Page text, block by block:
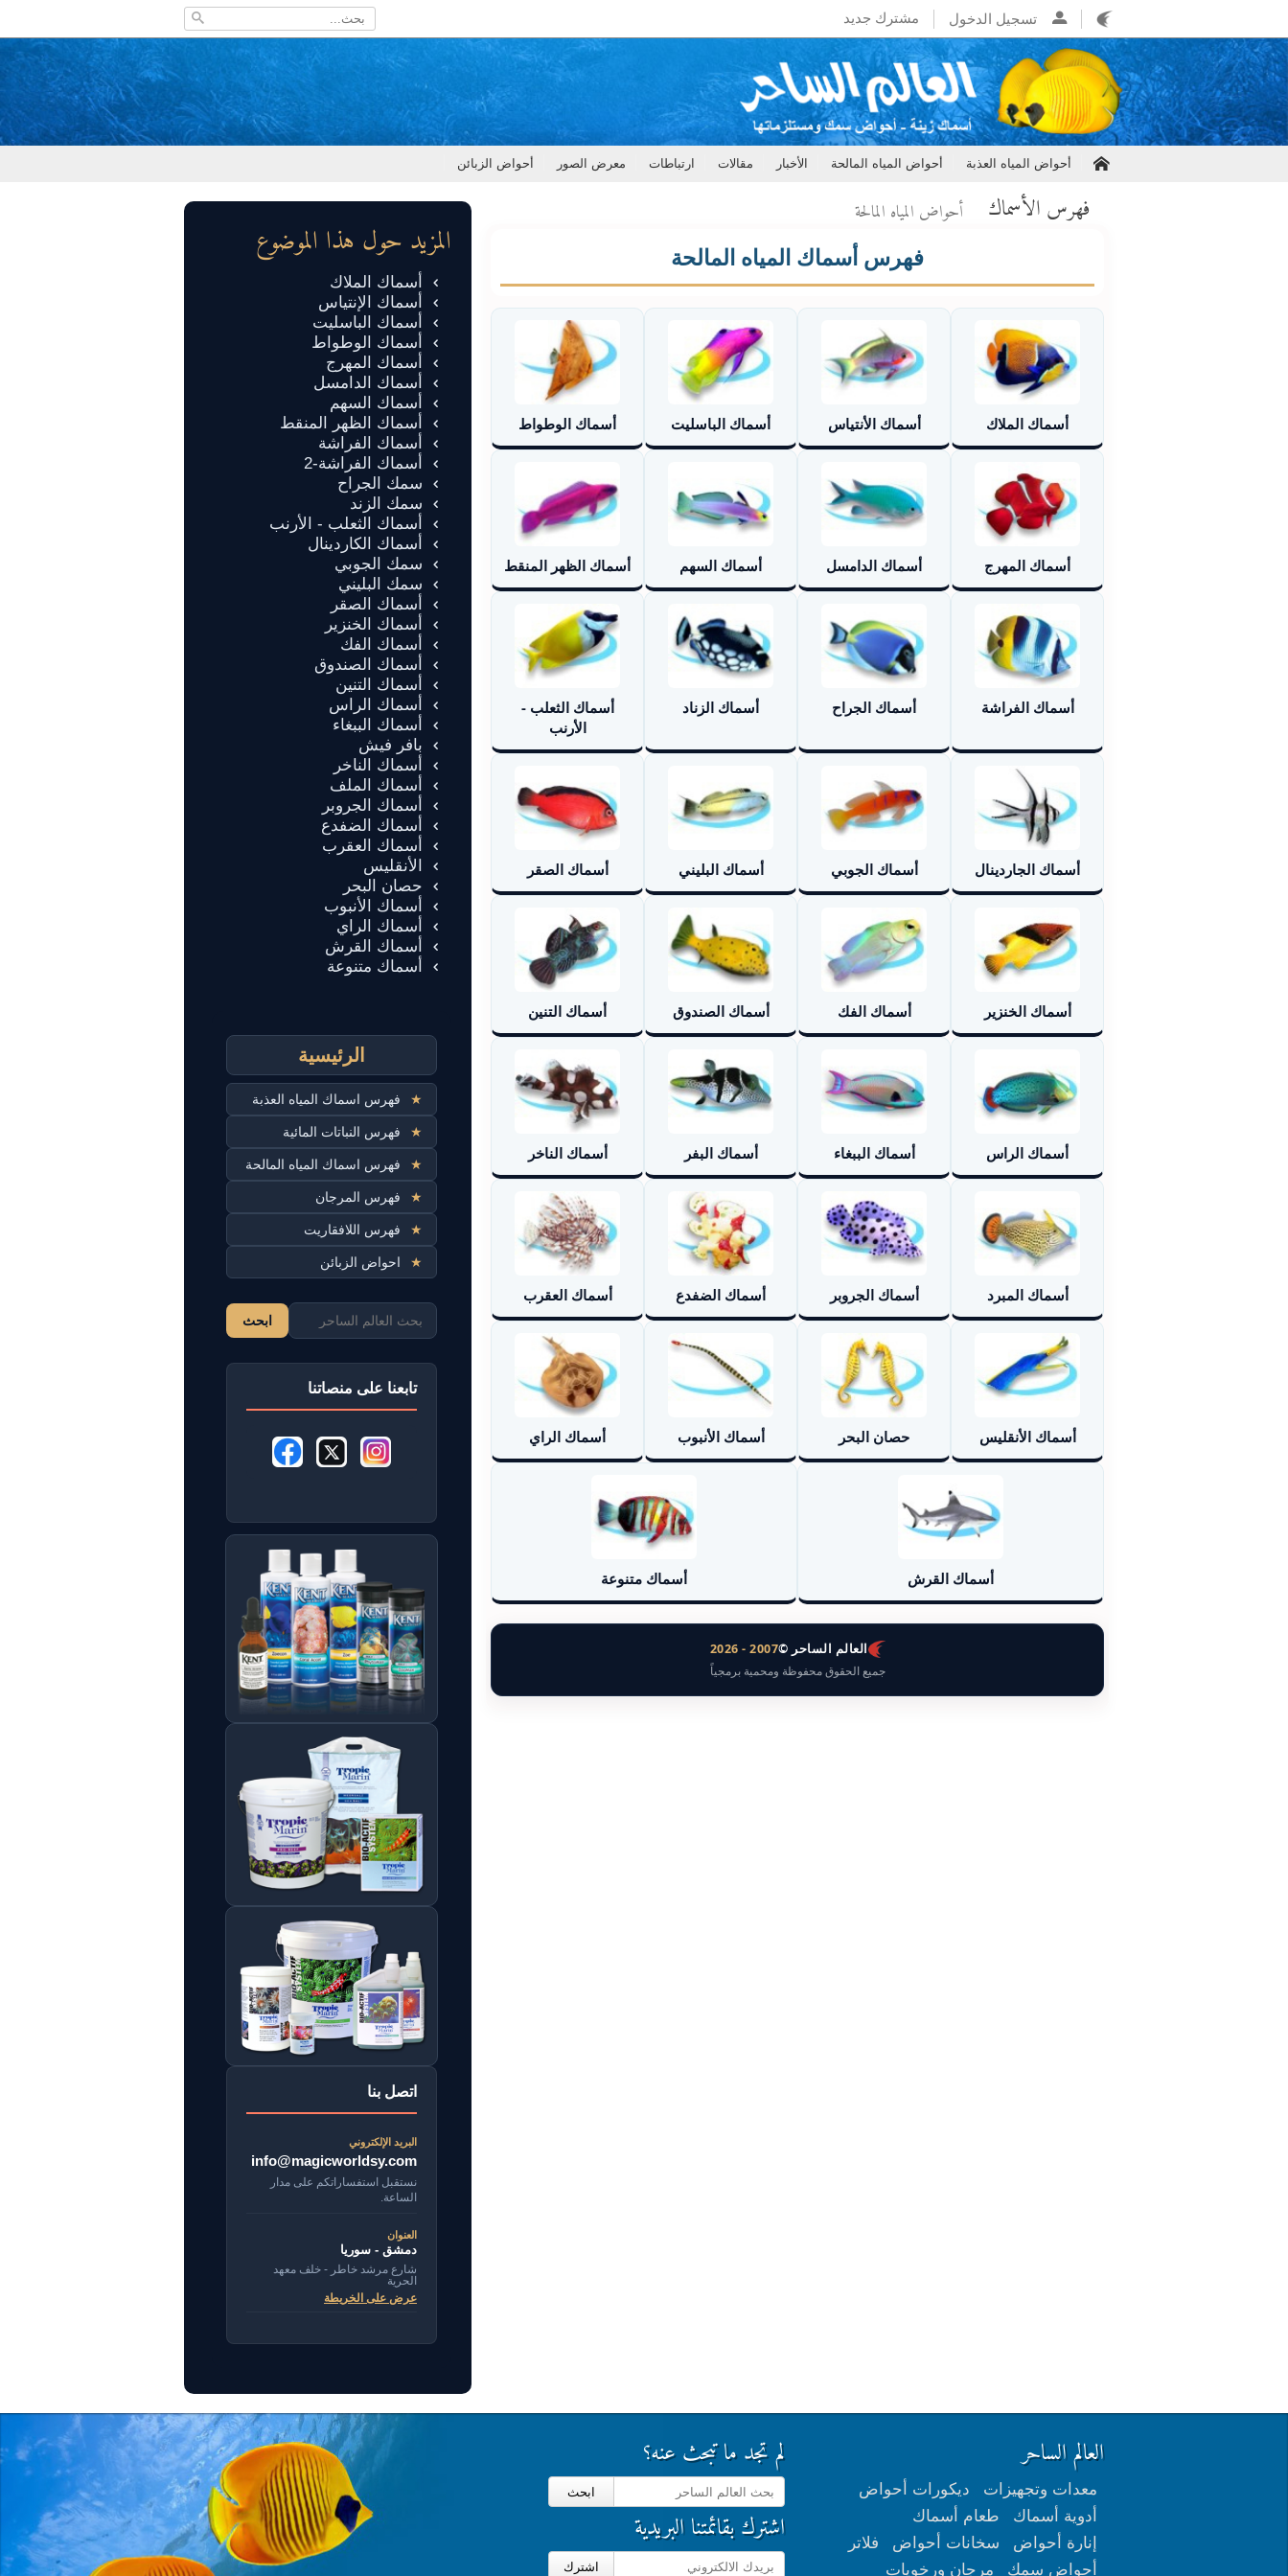
تسجيل الدخول مشترك جديد
أحواض المياه العذبة أحواض المياه المالحة الأخبار مقالات ارتباطات معرض الصور أحواض الزبائن
فهرس الأسماك أحواض المياه المالحة
فهرس أسماك المياه المالحة
أسماك الملاك أسماك الأنتياس أسماك الباسليت أسماك الوطواط
أسماك المهرج أسماك الدامسل أسماك السهم أسماك الظهر المنقط
أسماك الفراشة أسماك الجراح أسماك الزناد
أسماك الثعلب -
الأرنب
أسماك الجاردينال أسماك الجوبي أسماك البليني أسماك الصقر
أسماك الخنزير أسماك الفك أسماك الصندوق أسماك التنين
أسماك الراس أسماك الببغاء أسماك البفر أسماك الناخر
أسماك المبرد أسماك الجروبر أسماك الضفدع أسماك العقرب
أسماك الأنقليس حصان البحر أسماك الأنبوب أسماك الراي
أسماك القرش أسماك متنوعة
العالم الساحر ©2007 - 2026
جميع الحقوق محفوظة ومحمية برمجياً
المزيد حول هذا الموضوع
أسماك الملاك
أسماك الإنتياس
أسماك الباسليت
أسماك الوطواط
أسماك المهرج
أسماك الدامسل
أسماك السهم
أسماك الظهر المنقط
أسماك الفراشة
أسماك الفراشة-2
سمك الجراح
سمك الزند
أسماك الثعلب - الأرنب
أسماك الكاردينال
سمك الجوبي
سمك البليني
أسماك الصقر
أسماك الخنزير
أسماك الفك
أسماك الصندوق
أسماك التنين
أسماك الراس
أسماك الببغاء
بافر فيش
أسماك الناخر
أسماك الملف
أسماك الجروبر
أسماك الضفدع
أسماك العقرب
الأنقليس
حصان البحر
أسماك الأنبوب
أسماك الراي
أسماك القرش
أسماك متنوعة
الرئيسية
★ فهرس اسماك المياه العذبة
★ فهرس النباتات المائية
★ فهرس اسماك المياه المالحة
★ فهرس المرجان
★ فهرس اللافقاريت
★ احواض الزبائن
ابحث
تابعنا على منصاتنا
اتصل بنا
البريد الإلكتروني
info@magicworldsy.com
نستقبل استفساراتكم على مدار
الساعة.
العنوان
دمشق - سوريا
شارع مرشد خاطر - خلف معهد
الحرية
عرض على الخريطة
العالم الساحر
معدات وتجهيزات
ديكورات أحواض
أدوية أسماك
طعام أسماك
إنارة أحواض
سخانات أحواض
فلاتر
أحواض سمك
مرجان ورخويات
لم تجد ما تبحث عنه؟
اشترك بقائمتنا البريدية
اشترك